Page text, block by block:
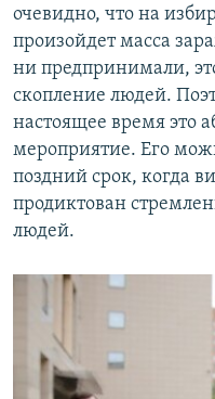
очевидно, что на
произойдет масса
ни предпринимали,
скопление людей.
настоящее время это
мероприятие. Его
поздний срок, когда
продиктован
людей.